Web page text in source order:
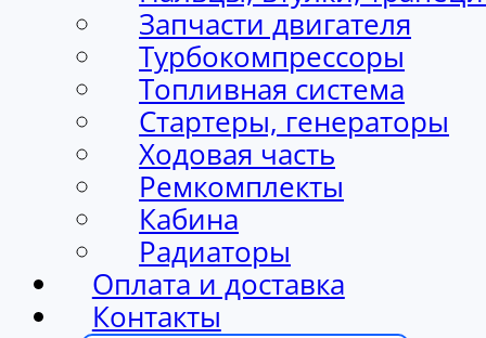
Запчасти двигателя
Турбокомпрессоры
Топливная система
Стартеры, генераторы
Ходовая часть
Ремкомплекты
Кабина
Радиаторы
Оплата и доставка
Контакты